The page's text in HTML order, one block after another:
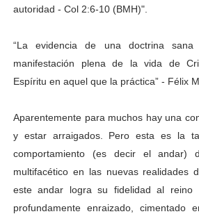
autoridad - Col 2:6-10 (BMH)".
“La evidencia de una doctrina
manifestación plena de la vida de
Espíritu en aquel que la práctica” - Félix
Aparentemente para muchos hay una
y estar arraigados. Pero esta es la
comportamiento (es decir el andar)
multifacético en las nuevas realidades
este andar logra su fidelidad al reino
profundamente enraizado, cimentado